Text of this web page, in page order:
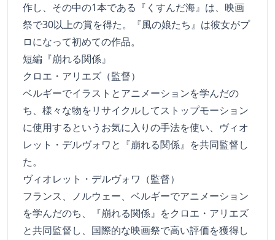
作し、その中の1本である『くすんだ海』は、映画
祭で30以上の賞を得た。『風の娘たち』は彼女がプ
ロになって初めての作品。
短編『崩れる関係』
クロエ・アリエズ（監督）
ベルギーでイラストとアニメーションを学んだの
ち、様々な物をリサイクルしてストップモーション
に使用するというお気に入りの手法を使い、ヴィオ
レット・デルヴォワと『崩れる関係』を共同監督し
た。
ヴィオレット・デルヴォワ（監督）
フランス、ノルウェー、ベルギーでアニメーション
を学んだのち、『崩れる関係』をクロエ・アリエズ
と共同監督し、国際的な映画祭で高い評価を獲得し